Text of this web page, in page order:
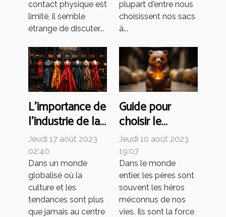
contact physique est
limité, il semble
étrange de discuter...
plupart d'entre nous
choisissent nos sacs
à...
L'importance de
l'industrie de la
mode dans
l'économie
mondiale
Jeudi 17 août 2023
02:40
Dans un monde
globalisé où la
culture et les
tendances sont plus
que jamais au centre
Guide pour
choisir le
cadeau parfait
pour papa sur le
thème de l'ours
Jeudi 10 août 2023
19:07
Dans le monde
entier, les pères sont
souvent les héros
méconnus de nos
vies. Ils sont la force